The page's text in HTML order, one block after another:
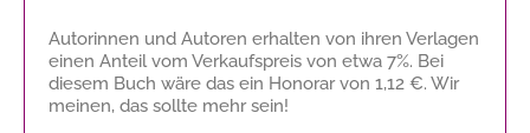
Autorinnen und Autoren erhalten von ihren Verlagen
einen Anteil vom Verkaufspreis von etwa 7%. Bei
diesem Buch wäre das ein Honorar von 1,12 €. Wir
meinen, das sollte mehr sein!